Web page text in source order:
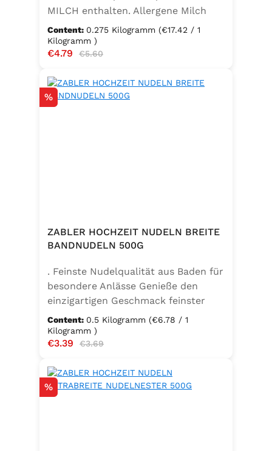
MILCH enthalten. Allergene Milch
und daraus gewonnene Erzeugnisse
Content: 0.275 Kilogramm (€17.42 / 1
Kilogramm )
Sale price:
€4.79 Regular price:
€5.60
Discount
%
ZABLER HOCHZEIT NUDELN BREITE
BANDNUDELN 500G
. Feinste Nudelqualität aus Baden für
besondere Anlässe Genieße den
einzigartigen Geschmack feinster
Bandnudeln – mit den Zabler
Hochzeit Nudeln holst du dir echte
badische Qualität auf den Teller.
Hartweizengrieß, täglich frisch
aufgeschlagenen Eiern der
Content: 0.5 Kilogramm (€6.78 / 1
Kilogramm )
Sale price:
€3.39 Regular price:
€3.69
Discount
%